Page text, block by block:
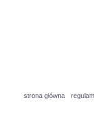
strona główna